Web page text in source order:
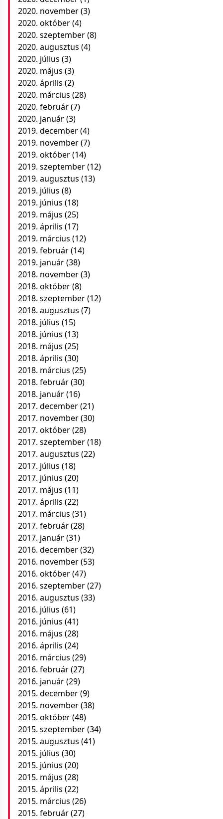
2020. november(3)
2020. október(4)
2020. szeptember(8)
2020. augusztus (4)
2020. július (3)
2020. május (3)
2020. április (2)
2020. március (28)
2020. február(7)
2020. január(3)
2019. december(4)
2019. november(7)
2019. október(14)
2019. szeptember(12)
2019. augusztus (13)
2019. július (8)
2019. június (18)
2019. május (25)
2019. április (17)
2019. március (12)
2019. február(14)
2019. január(38)
2018. november(3)
2018. október(8)
2018. szeptember(12)
2018. augusztus (7)
2018. július (15)
2018. június (13)
2018. május (25)
2018. április (30)
2018. március (25)
2018. február(30)
2018. január(16)
2017. december(21)
2017. november(30)
2017. október(28)
2017. szeptember(18)
2017. augusztus (22)
2017. július (18)
2017. június (20)
2017. május (11)
2017. április (22)
2017. március (31)
2017. február(28)
2017. január(31)
2016. december(32)
2016. november(53)
2016. október(47)
2016. szeptember(27)
2016. augusztus (33)
2016. július (61)
2016. június (41)
2016. május (28)
2016. április (24)
2016. március (29)
2016. február(27)
2016. január(29)
2015. december(9)
2015. november(38)
2015. október(48)
2015. szeptember(34)
2015. augusztus (41)
2015. július (30)
2015. június (20)
2015. május (28)
2015. április (22)
2015. március (26)
2015. február(27)